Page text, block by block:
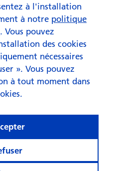
à l'installation
à notre politique
. Vous pouvez
des cookies
nécessaires
». Vous pouvez
à tout moment dans